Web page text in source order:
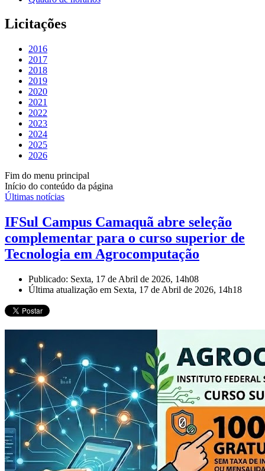
Licitações
2016
2017
2018
2019
2020
2021
2022
2023
2024
2025
2026
Fim do menu principal
Início do conteúdo da página
Últimas notícias
IFSul Campus Camaquã abre seleção
complementar para o curso superior de
Tecnologia em Agrocomputação
Publicado: Sexta, 17 de Abril de 2026, 14h08
Última atualização em Sexta, 17 de Abril de 2026, 14h18